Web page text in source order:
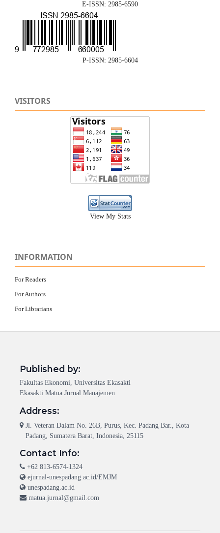
E-ISSN: 2985-6590
P-ISSN: 2985-6604
VISITORS
View My Stats
INFORMATION
For Readers
For Authors
For Librarians
Published by:
Fakultas Ekonomi, Universitas Ekasakti
Ekasakti Matua Jurnal Manajemen
Address:
Jl. Veteran Dalam No. 26B, Purus, Kec. Padang Bar., Kota
Padang, Sumatera Barat, Indonesia, 25115
Contact Info:
+62 813-6574-1324
ejurnal-unespadang.ac.id/EMJM
unespadang.ac.id
matua.jurnal@gmail.com